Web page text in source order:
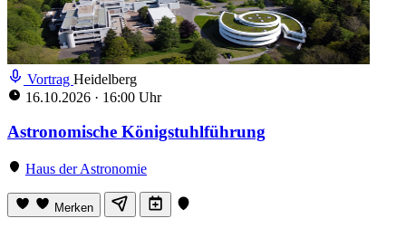
Vortrag Heidelberg
16.10.2026 · 16:00 Uhr
Astronomische Königstuhlführung
Haus der Astronomie
Merken